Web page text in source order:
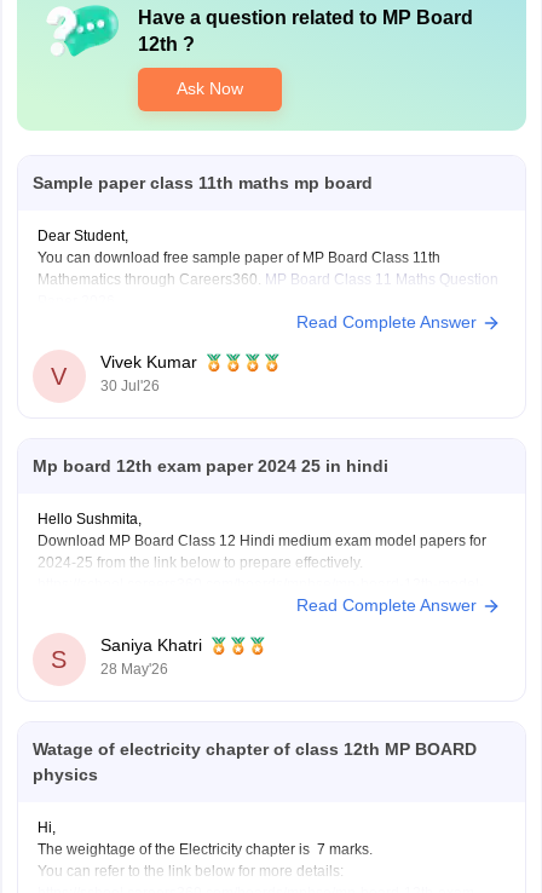
Have a question related to MP Board
12th ?
Ask Now
Sample paper class 11th maths mp board
Dear Student,
You can download free sample paper of MP Board Class 11th
Mathematics through Careers360. MP Board Class 11 Maths Question
Read Complete Answer
V
Vivek Kumar
30 Jul'26
Mp board 12th exam paper 2024 25 in hindi
Hello Sushmita,
Download MP Board Class 12 Hindi medium exam model papers for
2024-25 from the link below to prepare effectively.
Read Complete Answer
S
Saniya Khatri
28 May'26
Watage of electricity chapter of class 12th MP BOARD
physics
Hi,
The weightage of the Electricity chapter is 7 marks.
You can refer to the link below for more details: